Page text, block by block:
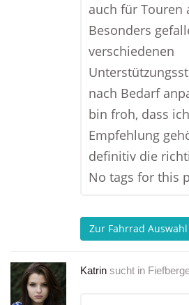
auch für Touren
Besonders
verschiedenen
nach Bedarf
bin froh, dass
Empfehlung
definitiv die
No tags for this
Zur Fahrrad Auswahl
Katrin sucht in